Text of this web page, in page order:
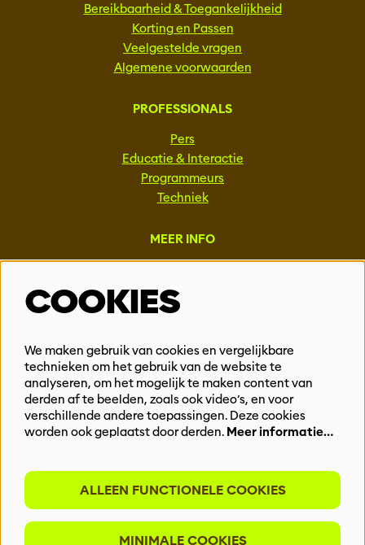
Bereikbaarheid & Toegankelijkheid
Korting en Passen
Veelgestelde vragen
Algemene voorwaarden
PROFESSIONALS
Pers
Educatie & Interactie
Programmeurs
Techniek
MEER INFO
Vacatures
Events & Partnerships
Privacy
BLIJF OP DE HOOGTE
Meld je aan voor onze nieuwsbrief
COOKIES
We maken gebruik van cookies en vergelijkbare
technieken om het gebruik van de website te
analyseren, om het mogelijk te maken content van
derden af te beelden, zoals ook video’s, en voor
verschillende andere toepassingen. Deze cookies
worden ook geplaatst door derden. Meer informatie…
ALLEEN FUNCTIONELE COOKIES
MINIMALE COOKIES